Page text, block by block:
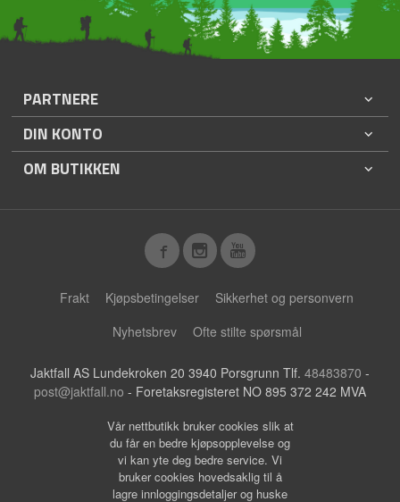
PARTNERE
DIN KONTO
OM BUTIKKEN
Frakt Kjøpsbetingelser
Sikkerhet og personvern
Nyhetsbrev
Ofte stilte spørsmål
Jaktfall AS Lundekroken 20 3940 Porsgrunn Tlf. 48483870 -
post@jaktfall.no - Foretaksregisteret NO 895 372 242 MVA
Vår nettbutikk bruker cookies slik at
du får en bedre kjøpsopplevelse og
vi kan yte deg bedre service. Vi
bruker cookies hovedsaklig til å
lagre innloggingsdetaljer og huske